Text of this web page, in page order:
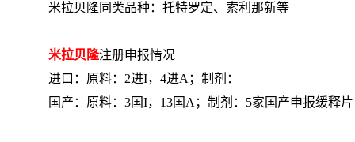
米拉贝隆同类品种：托特罗定、索利那新等
米拉贝隆注册申报情况
进口：原料：2进I，4进A；制剂：
国产：原料：3国I，13国A；制剂：5家国产申报缓释片